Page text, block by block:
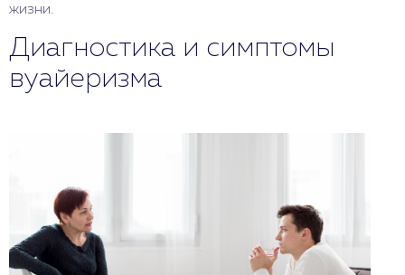
жизни.
Диагностика и симптомы
вуайеризма